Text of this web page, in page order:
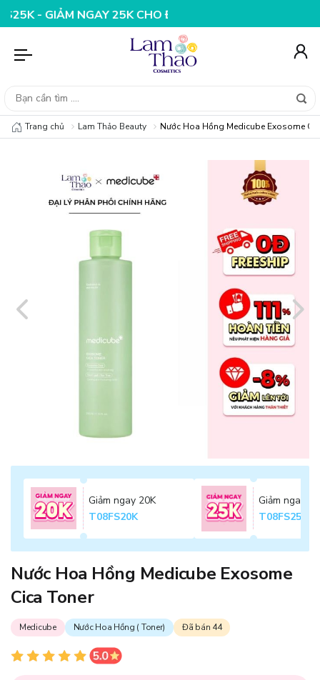
NGAY 25K CHO ĐƠN HÀNG 99K
Trang chủ Lam Thảo Beauty Nước Hoa Hồng Medicube Exosome
Giảm ngay 20K
T08FS20K
Giảm ngay
T08FS25K
Nước Hoa Hồng Medicube Exosome
Cica Toner
Medicube Nước Hoa Hồng ( Toner) Đã bán 44